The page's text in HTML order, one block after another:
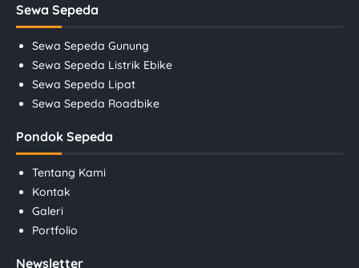
Sewa Sepeda
Sewa Sepeda Gunung
Sewa Sepeda Listrik Ebike
Sewa Sepeda Lipat
Sewa Sepeda Roadbike
Pondok Sepeda
Tentang Kami
Kontak
Galeri
Portfolio
Newsletter